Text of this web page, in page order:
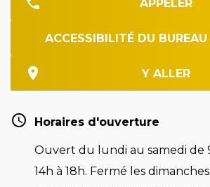
APPELER
ACCESSIBILITÉ DU BUREAU
Y ALLER
Horaires d'ouverture
Ouvert du lundi au samedi de
14h à 18h. Fermé les